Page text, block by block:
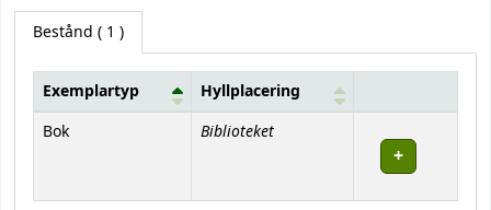
Bestånd ( 1 )
Bestånd
Exemplartyp
Hyllplacering
Bok
Biblioteket